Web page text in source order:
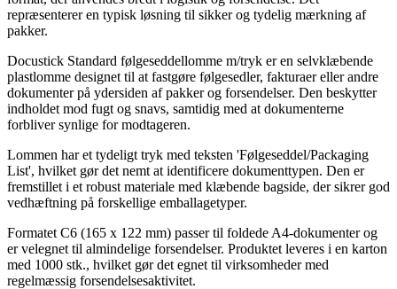
repræsenterer en typisk løsning til sikker og tydelig mærkning af
pakker.
Docustick Standard følgeseddellomme m/tryk er en selvklæbende
plastlomme designet til at fastgøre følgesedler, fakturaer eller andre
dokumenter på ydersiden af pakker og forsendelser. Den beskytter
indholdet mod fugt og snavs, samtidig med at dokumenterne
forbliver synlige for modtageren.
Lommen har et tydeligt tryk med teksten 'Følgeseddel/Packaging
List', hvilket gør det nemt at identificere dokumenttypen. Den er
fremstillet i et robust materiale med klæbende bagside, der sikrer god
vedhæftning på forskellige emballagetyper.
Formatet C6 (165 x 122 mm) passer til foldede A4-dokumenter og
er velegnet til almindelige forsendelser. Produktet leveres i en karton
med 1000 stk., hvilket gør det egnet til virksomheder med
regelmæssig forsendelsesaktivitet.